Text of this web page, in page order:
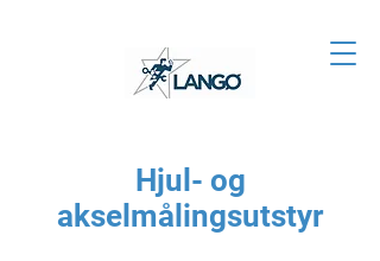
Hjul- og
akselmålingsutstyr